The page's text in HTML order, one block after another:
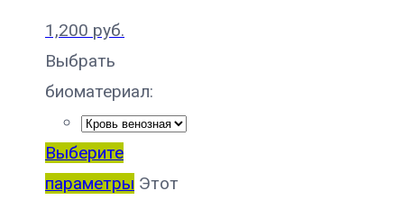
1,200 руб.
Выбрать
биоматериал:
Выберите
параметры Этот